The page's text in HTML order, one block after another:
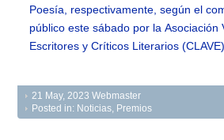
Poesía, respectivamente, según el
público este sábado por la Asociación
Escritores y Críticos Literarios
21 May, 2023 Webmaster
Posted in: Noticias Premios